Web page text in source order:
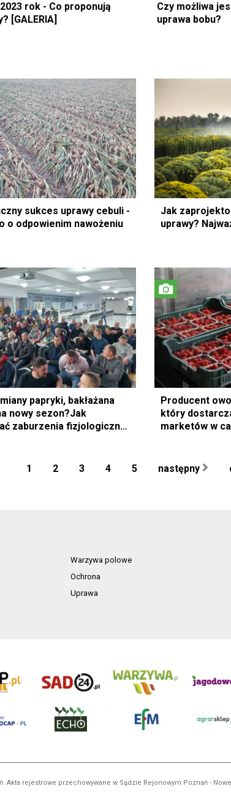
rok - Co proponują
[GALERIA]
Czy możliwa
uprawa bobu?
sukces uprawy cebuli -
o odpowienim nawożeniu
Jak
uprawy?
papryki, bakłażana
nowy sezon?Jak
zaburzenia fizjologiczne
Producent
który
marketów w
1 2 3 4 5 następny
Warzywa polowe
Ochrona
Uprawa
Akta rejestrowe przechowywane w Sądzie Rejonowym Poznań -